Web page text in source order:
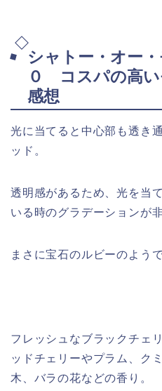
シャトー・オー
０ コスパの高い
感想
光に当てると中心部も透き
ッド。
透明感があるため、光を当
いる時のグラデーションが
まさに宝石のルビーのようで
フレッシュなブラックチェ
ッドチェリーやプラム、ク
木、バラの花などの香り。